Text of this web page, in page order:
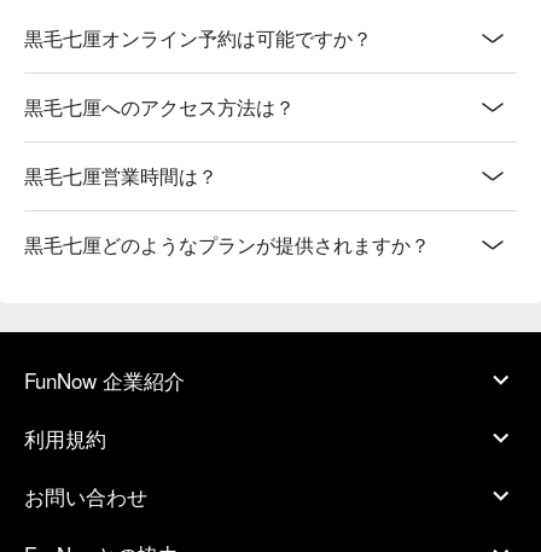
黒毛七厘オンライン予約は可能ですか？
黒毛七厘へのアクセス方法は？
黒毛七厘営業時間は？
黒毛七厘どのようなプランが提供されますか？
FunNow 企業紹介
利用規約
お問い合わせ